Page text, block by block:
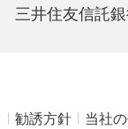
三井住友信託
勧誘方針 当社